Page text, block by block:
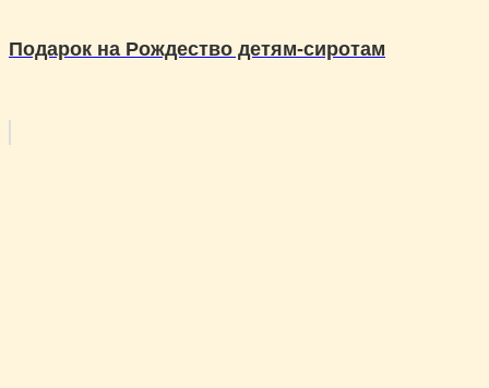
Подарок на Рождество детям-сиротам